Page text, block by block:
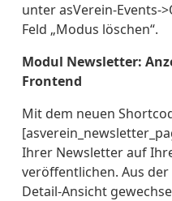
unter asVerein-Events-
Feld „Modus löschen“.
Modul Newsletter:
Frontend
Mit dem neuen
Ihrer Newsletter auf
veröffentlichen. Aus
Detail-Ansicht